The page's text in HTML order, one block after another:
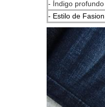
- Índigo profundo
- Estilo de Fasion